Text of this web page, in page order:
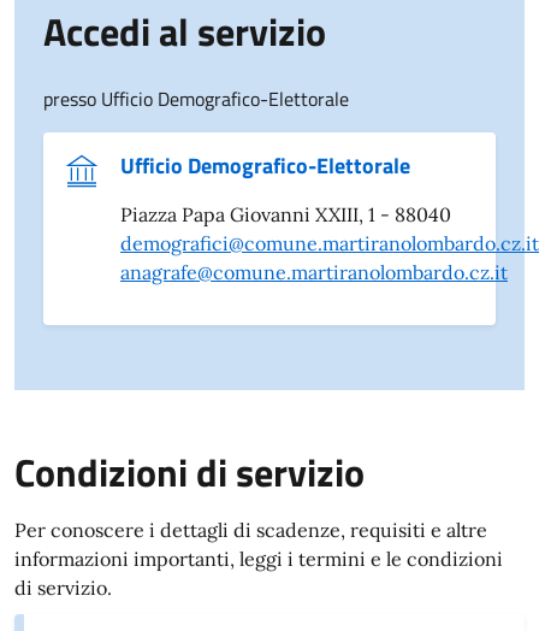
Accedi al servizio
presso Ufficio Demografico-Elettorale
Ufficio Demografico-Elettorale
Piazza Papa Giovanni XXIII, 1 - 88040
demografici@comune.martiranolombardo.cz.it
anagrafe@comune.martiranolombardo.cz.it
Condizioni di servizio
Per conoscere i dettagli di scadenze, requisiti e altre
informazioni importanti, leggi i termini e le condizioni
di servizio.